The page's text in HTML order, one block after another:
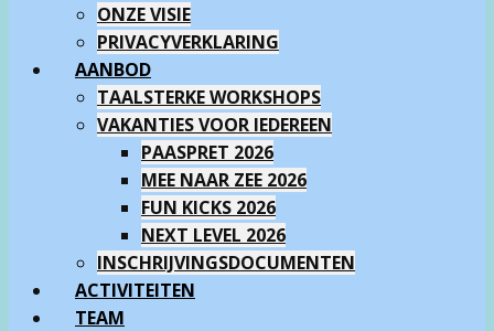
ONZE VISIE
PRIVACYVERKLARING
AANBOD
TAALSTERKE WORKSHOPS
VAKANTIES VOOR IEDEREEN
PAASPRET 2026
MEE NAAR ZEE 2026
FUN KICKS 2026
NEXT LEVEL 2026
INSCHRIJVINGSDOCUMENTEN
ACTIVITEITEN
TEAM